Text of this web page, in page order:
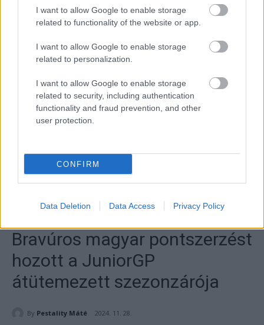
I want to allow Google to enable storage
related to functionality of the website or app.
I want to allow Google to enable storage
related to personalization.
I want to allow Google to enable storage
related to security, including authentication
functionality and fraud prevention, and other
user protection.
CONFIRM
Data Deletion Data Access Privacy Policy